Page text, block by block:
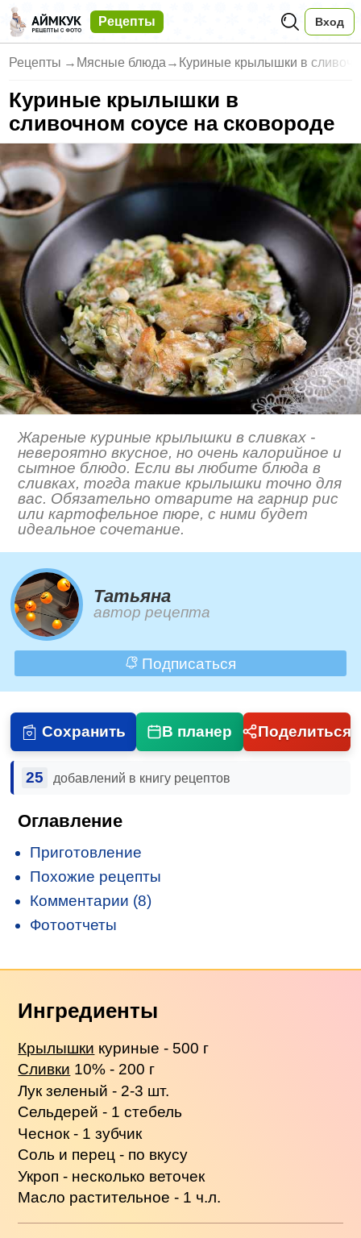
Рецепты Вход
Рецепты → Мясные блюда → Куриные крылышки в
Куриные крылышки в
сливочном соусе на сковороде
Жареные куриные крылышки в сливках -
невероятно вкусное, но очень калорийное и
сытное блюдо. Если вы любите блюда в
сливках, тогда такие крылышки точно для
вас. Обязательно отварите на гарнир рис
или картофельное пюре, с ними будет
идеальное сочетание.
Татьяна
автор рецепта
Подписаться
Сохранить В планер Поделиться
25 добавлений в книгу рецептов
Оглавление
Приготовление
Похожие рецепты
Комментарии (8)
Фотоотчеты
Ингредиенты
Крылышки куриные - 500 г
Сливки 10% - 200 г
Лук зеленый - 2-3 шт.
Сельдерей - 1 стебель
Чеснок - 1 зубчик
Соль и перец - по вкусу
Укроп - несколько веточек
Масло растительное - 1 ч.л.